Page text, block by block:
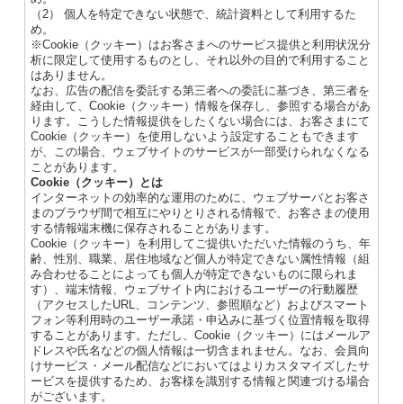
（2） 個人を特定できない状態で、統計資料として利用するた
め。
※Cookie（クッキー）はお客さまへのサービス提供と利用状況分
析に限定して使用するものとし、それ以外の目的で利用すること
はありません。
なお、広告の配信を委託する第三者への委託に基づき、第三者を
経由して、Cookie（クッキー）情報を保存し、参照する場合があ
ります。こうした情報提供をしたくない場合には、お客さまにて
Cookie（クッキー）を使用しないよう設定することもできます
が、この場合、ウェブサイトのサービスが一部受けられなくなる
ことがあります。
Cookie（クッキー）とは
インターネットの効率的な運用のために、ウェブサーバとお客さ
まのブラウザ間で相互にやりとりされる情報で、お客さまの使用
する情報端末機に保存されることがあります。
Cookie（クッキー）を利用してご提供いただいた情報のうち、年
齢、性別、職業、居住地域など個人が特定できない属性情報（組
み合わせることによっても個人が特定できないものに限られま
す）、端末情報、ウェブサイト内におけるユーザーの行動履歴
（アクセスしたURL、コンテンツ、参照順など）およびスマート
フォン等利用時のユーザー承諾・申込みに基づく位置情報を取得
することがあります。ただし、Cookie（クッキー）にはメールア
ドレスや氏名などの個人情報は一切含まれません。なお、会員向
けサービス・メール配信などにおいてはよりカスタマイズしたサ
ービスを提供するため、お客様を識別する情報と関連づける場合
がございます。